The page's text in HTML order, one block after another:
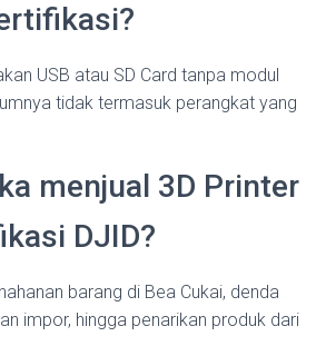
USB atau SD Card tanpa modul
tidak termasuk perangkat yang
menjual 3D Printer
DJID?
barang di Bea Cukai, denda
impor, hingga penarikan produk dari